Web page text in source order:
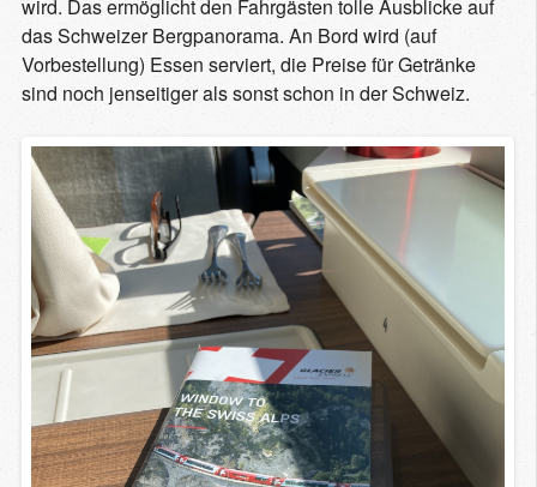
wird. Das ermöglicht den Fahrgästen tolle Ausblicke auf
das Schweizer Bergpanorama. An Bord wird (auf
Vorbestellung) Essen serviert, die Preise für Getränke
sind noch jenseitiger als sonst schon in der Schweiz.